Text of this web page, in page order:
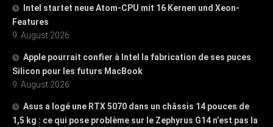
Intel startet neue Atom-CPU mit 16 Kernen und Xeon-
Features
9. August 2026
Apple pourrait confier à Intel la fabrication de ses puces
Silicon pour les futurs MacBook
9. August 2026
Asus a logé une RTX 5070 dans un châssis 14 pouces de
1,5 kg : ce qui pose problème sur le Zephyrus G14 n’est pas la